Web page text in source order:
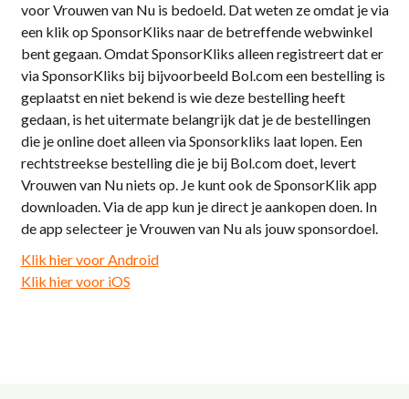
voor Vrouwen van Nu is bedoeld. Dat weten ze omdat je via
een klik op SponsorKliks naar de betreffende webwinkel
bent gegaan. Omdat SponsorKliks alleen registreert dat er
via SponsorKliks bij bijvoorbeeld Bol.com een bestelling is
geplaatst en niet bekend is wie deze bestelling heeft
gedaan, is het uitermate belangrijk dat je de bestellingen
die je online doet alleen via Sponsorkliks laat lopen. Een
rechtstreekse bestelling die je bij Bol.com doet, levert
Vrouwen van Nu niets op. Je kunt ook de SponsorKlik app
downloaden. Via de app kun je direct je aankopen doen. In
de app selecteer je Vrouwen van Nu als jouw sponsordoel.
Klik hier voor Android
Klik hier voor iOS